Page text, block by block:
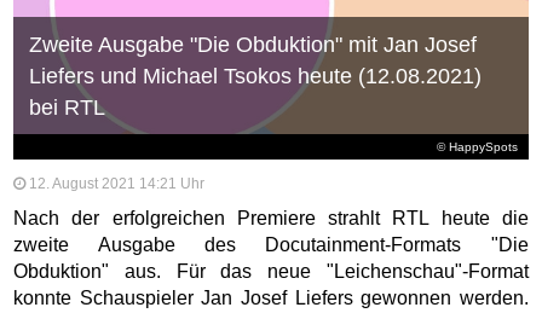
© HappySpots
Zweite Ausgabe "Die Obduktion" mit Jan Josef
Liefers und Michael Tsokos heute (12.08.2021)
bei RTL
12. August 2021 14:21 Uhr
Nach der erfolgreichen Premiere strahlt RTL heute die
zweite Ausgabe des Docutainment-Formats "Die
Obduktion" aus. Für das neue "Leichenschau"-Format
konnte Schauspieler Jan Josef Liefers gewonnen werden.